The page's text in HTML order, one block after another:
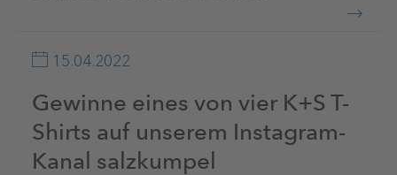
15.04.2022
Gewinne eines von vier K+S T-
Shirts auf unserem Instagram-
Kanal salzkumpel